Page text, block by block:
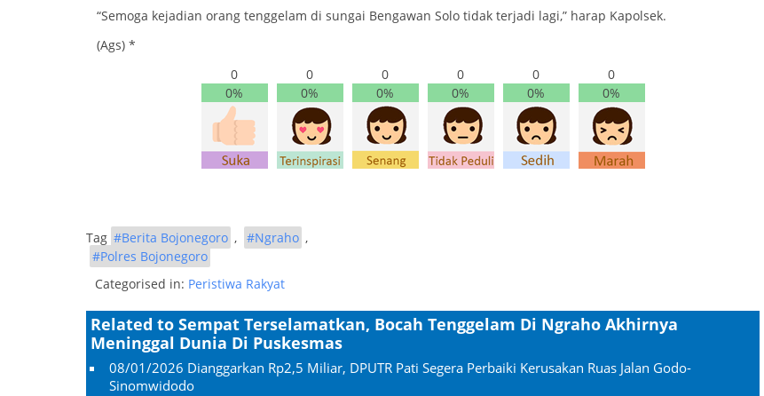
“Semoga kejadian orang tenggelam di sungai Bengawan Solo tidak terjadi lagi,” harap Kapolsek.
(Ags) *
0
0%
0
0%
0
0%
0
0%
0
0%
0
0%
Tag #Berita Bojonegoro , #Ngraho ,
#Polres Bojonegoro
Categorised in: Peristiwa Rakyat
Related to Sempat Terselamatkan, Bocah Tenggelam Di Ngraho Akhirnya
Meninggal Dunia Di Puskesmas
08/01/2026 Dianggarkan Rp2,5 Miliar, DPUTR Pati Segera Perbaiki Kerusakan Ruas Jalan Godo-
Sinomwidodo